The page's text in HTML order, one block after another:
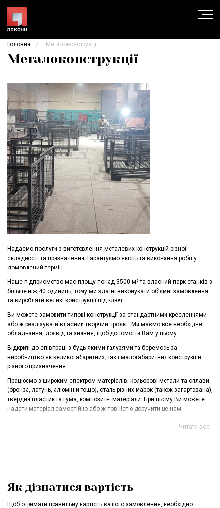
Головна Металоконструкції
Металоконструкції
Надаємо послуги з виготовлення металевих конструкцій різної
складності та призначення. Гарантуємо якість та виконання робіт у
домовлений термін.
Наше підприємство має площу понад 3500 м² та власний парк станків з
більше ніж 40 одиниць, тому ми здатні виконувати об’ємні замовлення
та виробляти великі конструкції під ключ.
Ви можете замовити типові конструкції за стандартними кресленнями
або ж реалізувати власний творчий проєкт. Ми маємо все необхідне
обладнання, досвід та знання, щоб допомогти Вам у цьому.
Відкриті до співпраці з будь-якими галузями та беремось за
виробництво як великогабаритних, так і малогабаритних конструкцій
різного призначення.
Працюємо з широким спектром матеріалів: кольорові метали та сплави
(бронза, латунь, алюміній тощо), сталь різних марок (також загартована),
твердий пластик та гума, композитні матеріали. При цьому Ви можете
надати матеріал самостійно або ж повністю доручити це нам.
Читати все
Як дізнатися вартість
Щоб отримати правильну вартість вашого замовлення, необхідно